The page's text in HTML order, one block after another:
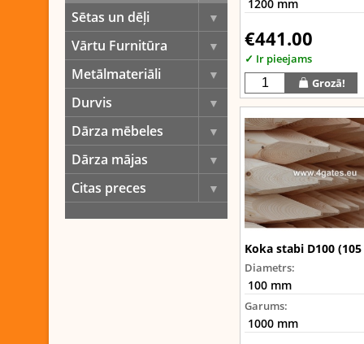
Sētas un dēļi
Vārtu Furnitūra
Metālmateriāli
Durvis
Dārza mēbeles
Dārza mājas
Citas preces
€441.00
✓ Ir pieejams
Grozā!
Koka stabi D100
Diametrs:
Garums: